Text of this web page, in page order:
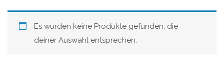
Es wurden keine Produkte gefunden, die
deiner Auswahl entsprechen.